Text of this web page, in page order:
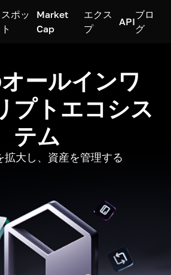
スポッ
ト
Market
Cap
エクス
プ
API
ブロ
グ
ールインワ
プトエコシス
テム
拡大し、資産を管理する